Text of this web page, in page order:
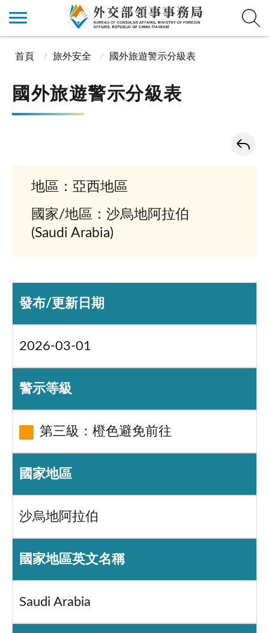
首頁 旅外安全 國外旅遊警示分級表
國外旅遊警示分級表
地區：亞西地區
國家/地區：沙烏地阿拉伯
(Saudi Arabia)
發布/更新日期
2026-03-01
警示等級
第三級：橙色避免前往
國家地區
沙烏地阿拉伯
國家地區英文名稱
Saudi Arabia